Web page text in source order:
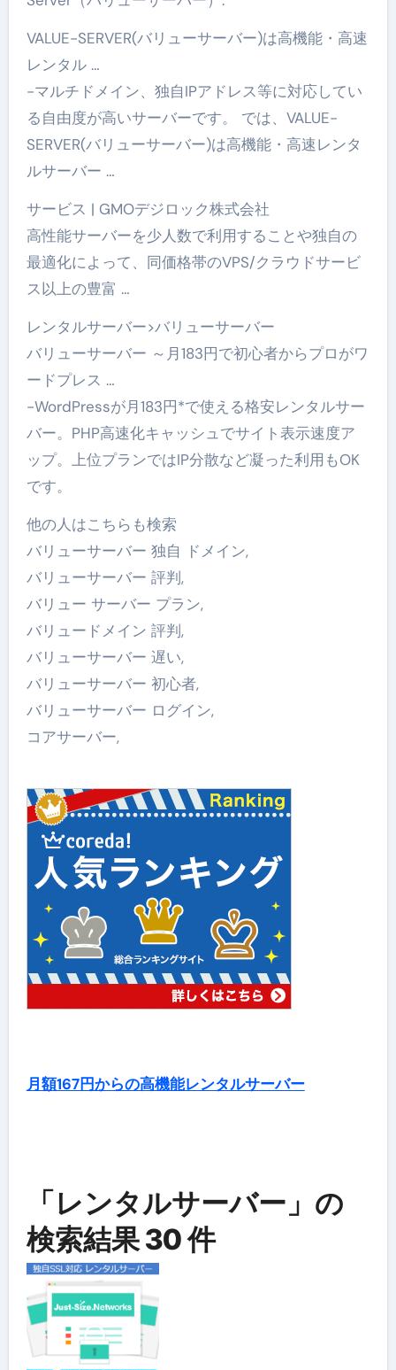
VALUE-SERVER(バリューサーバー)は高機能・高速
レンタル …
-マルチドメイン、独自IPアドレス等に対応してい
る自由度が高いサーバーです。 では、VALUE-
SERVER(バリューサーバー)は高機能・高速レンタ
ルサーバー …
サービス | GMOデジロック株式会社
高性能サーバーを少人数で利用することや独自の
最適化によって、同価格帯のVPS/クラウドサービ
ス以上の豊富 …
レンタルサーバー>バリューサーバー
バリューサーバー ～月183円で初心者からプロがワ
ードプレス …
-WordPressが月183円*で使える格安レンタルサー
バー。PHP高速化キャッシュでサイト表示速度ア
ップ。上位プランではIP分散など凝った利用もOK
です。
他の人はこちらも検索
バリューサーバー 独自 ドメイン,
バリューサーバー 評判,
バリュー サーバー プラン,
バリュードメイン 評判,
バリューサーバー 遅い,
バリューサーバー 初心者,
バリューサーバー ログイン,
コアサーバー,
月額167円からの高機能レンタルサーバー
「レンタルサーバー」の
検索結果 30 件